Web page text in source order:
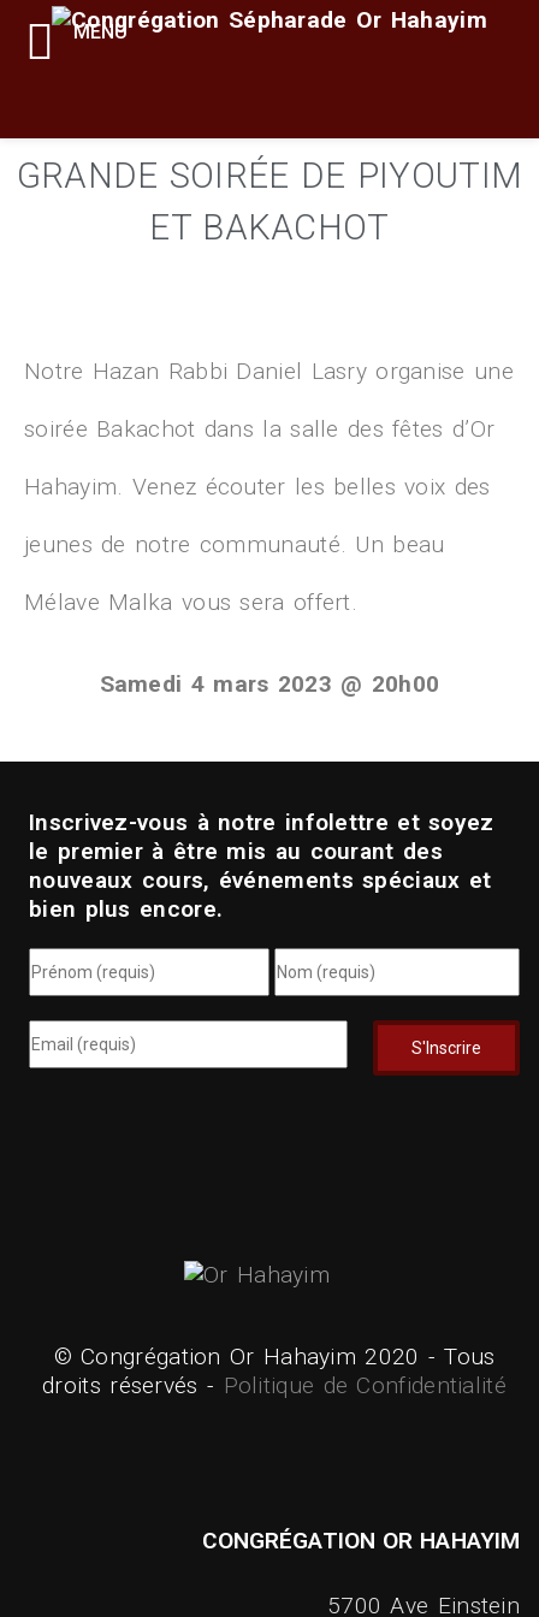
GRANDE SOIRÉE DE PIYOUTIM
ET BAKACHOT
Notre Hazan Rabbi Daniel Lasry organise une
soirée Bakachot dans la salle des fêtes d’Or
Hahayim. Venez écouter les belles voix des
jeunes de notre communauté. Un beau
Mélave Malka vous sera offert.
Samedi 4 mars 2023 @ 20h00
Inscrivez-vous à notre infolettre et soyez
le premier à être mis au courant des
nouveaux cours, événements spéciaux et
bien plus encore.
© Congrégation Or Hahayim 2020 - Tous
droits réservés - Politique de Confidentialité
CONGRÉGATION OR HAHAYIM
5700 Ave Einstein
MENU